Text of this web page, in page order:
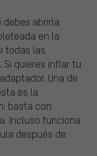
debes abrirla
en la
todas las
quieres inflar tu
Una de
es la
basta con
Incluso funciona
después de